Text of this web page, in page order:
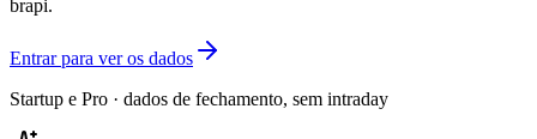
brapi.
Entrar para ver os dados
Startup e Pro · dados de fechamento, sem intraday